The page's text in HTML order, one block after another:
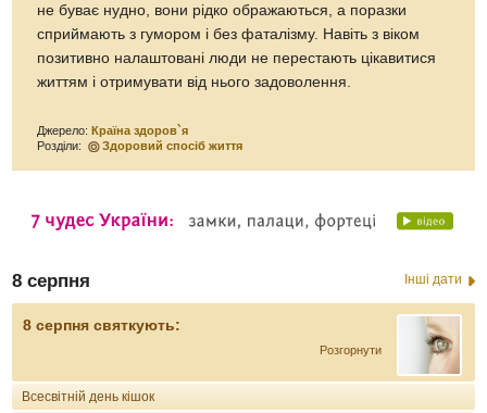
не буває нудно, вони рідко ображаються, а поразки
сприймають з гумором і без фаталізму. Навіть з віком
позитивно налаштовані люди не перестають цікавитися
життям і отримувати від нього задоволення.
Джерело: Країна здоров`я
Розділи:
Здоровий спосіб життя
8 серпня Інші дати
8 серпня святкують:
Розгорнути
Всесвітній день кішок